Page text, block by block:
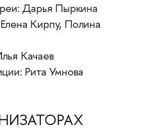
Дарья Пыркина
Кирпу, Полина
Качаев
Рита Умнова